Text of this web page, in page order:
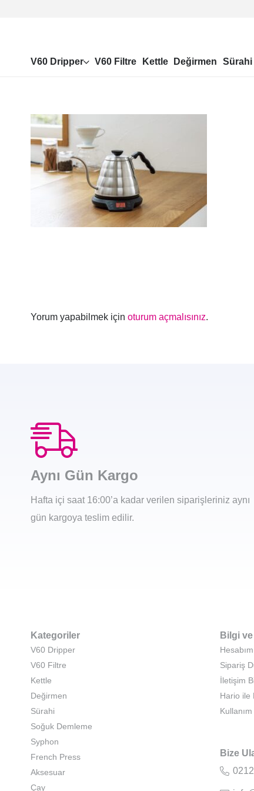
V60 Dripper V60 Filtre Kettle Değirmen Sürahi
Yorum yapabilmek için oturum açmalısınız.
Aynı Gün Kargo
Hafta içi saat 16:00’a kadar verilen siparişleriniz aynı
gün kargoya teslim edilir.
Kategoriler
V60 Dripper
V60 Filtre
Kettle
Değirmen
Sürahi
Soğuk Demleme
Syphon
French Press
Aksesuar
Çay
Bilgi
Hesabım
Sipariş
İletişim
Hario ile
Kullanım
Bize